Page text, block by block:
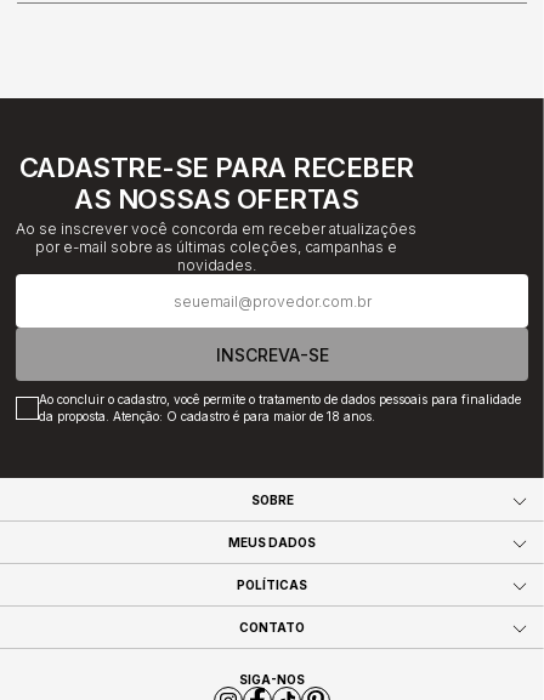
CADASTRE-SE PARA RECEBER
AS NOSSAS OFERTAS
Ao se inscrever você concorda em receber atualizações
por e-mail sobre as últimas coleções, campanhas e
novidades.
INSCREVA-SE
Ao concluir o cadastro, você permite o tratamento de dados pessoais para finalidade
da proposta. Atenção: O cadastro é para maior de 18 anos.
SOBRE
MEUS DADOS
POLÍTICAS
CONTATO
SIGA-NOS